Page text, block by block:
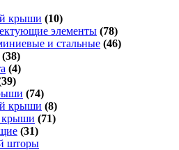
крыши (10)
элементы (78)
и стальные (46)
(38)
(4)
(74)
крыши (8)
(71)
(31)
шторы